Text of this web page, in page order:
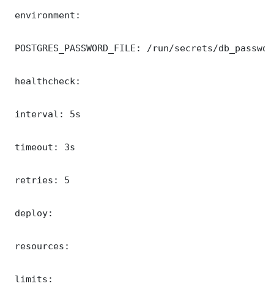
environment:
POSTGRES_PASSWORD_FILE: /run/secrets/
healthcheck:
interval: 5s
timeout: 3s
retries: 5
deploy:
resources:
limits: